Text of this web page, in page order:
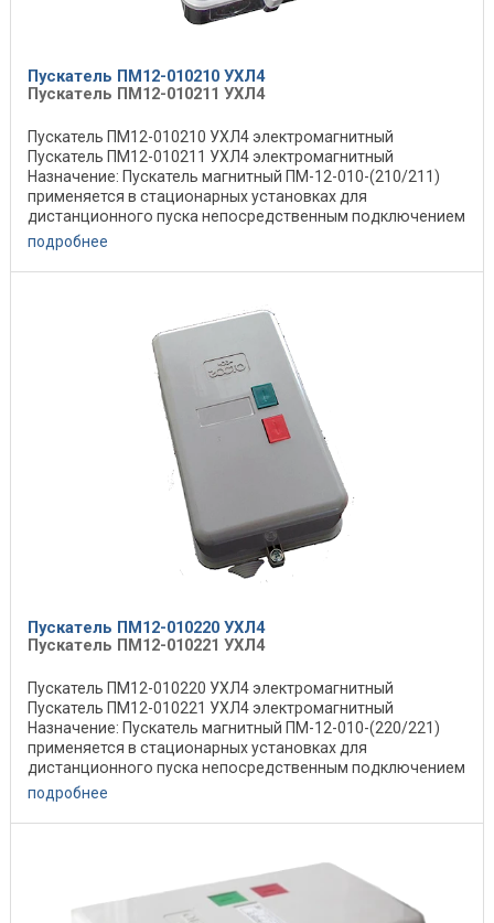
Пускатель ПМ12-010210 УХЛ4
Пускатель ПМ12-010211 УХЛ4
Пускатель ПМ12-010210 УХЛ4 электромагнитный
Пускатель ПМ12-010211 УХЛ4 электромагнитный
Назначение: Пускатель магнитный ПМ-12-010-(210/211)
применяется в стационарных установках для
дистанционного пуска непосредственным подключением
к сети, ...
подробнее
Пускатель ПМ12-010220 УХЛ4
Пускатель ПМ12-010221 УХЛ4
Пускатель ПМ12-010220 УХЛ4 электромагнитный
Пускатель ПМ12-010221 УХЛ4 электромагнитный
Назначение: Пускатель магнитный ПМ-12-010-(220/221)
применяется в стационарных установках для
дистанционного пуска непосредственным подключением
к сети, ...
подробнее